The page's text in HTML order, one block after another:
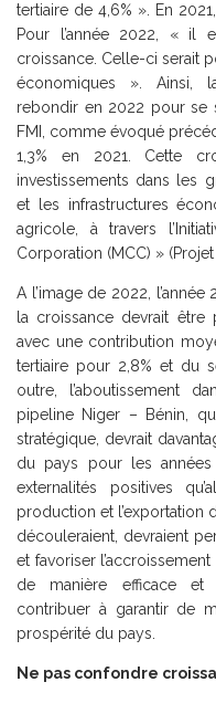
tertiaire de 4,6% ». En
Pour l’année 2022, « il
croissance. Celle-ci serait
économiques ». Ainsi,
rebondir en 2022 pour se
FMI, comme évoqué
1,3% en 2021. Cette
investissements dans les
et les infrastructures
agricole, à travers
Corporation (MCC) »
A l’image de 2022,
la croissance devrait
avec une contribution
tertiaire pour 2,8% et du
outre, l’aboutissement
pipeline Niger – Bénin,
stratégique, devrait
du pays pour les
externalités positives
production et l’exportation
découleraient, devraient
et favoriser
de manière efficace et
contribuer à garantir de
prospérité du pays.
Ne pas confondre